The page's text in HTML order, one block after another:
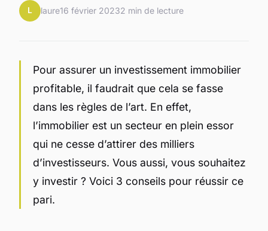
L laure16 février 20232 min de lecture
Pour assurer un investissement immobilier
profitable, il faudrait que cela se fasse
dans les règles de l’art. En effet,
l’immobilier est un secteur en plein essor
qui ne cesse d’attirer des milliers
d’investisseurs. Vous aussi, vous souhaitez
y investir ? Voici 3 conseils pour réussir ce
pari.